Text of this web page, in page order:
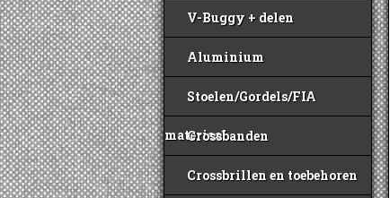
V-Buggy + delen
Aluminium
Stoelen/Gordels/FIA
materiaal
Crossbanden
Crossbrillen en toebehoren